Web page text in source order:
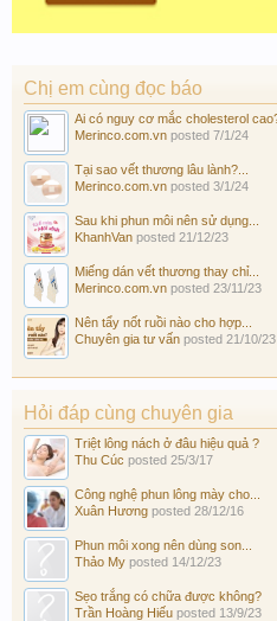
Chị em cùng đọc báo
Ai có nguy cơ mắc cholesterol
Merinco.com.vn posted 7/1/24
Tại sao vết thương lâu lành?...
Merinco.com.vn posted 3/1/24
Sau khi phun môi nên sử dụng...
KhanhVan posted 21/12/23
Miếng dán vết thương thay chỉ...
Merinco.com.vn posted 23/11/23
Nên tẩy nốt ruồi nào cho hợp...
Chuyên gia tư vấn posted 21/10/23
Hỏi đáp cùng chuyên gia
Triệt lông nách ở đâu hiệu quả ?
Thu Cúc posted 25/3/17
Công nghệ phun lông mày cho...
Xuân Hương posted 28/12/16
Phun môi xong nên dùng son...
Thảo My posted 14/12/23
Sẹo trắng có chữa được không?
Trần Hoàng Hiếu posted 13/9/23